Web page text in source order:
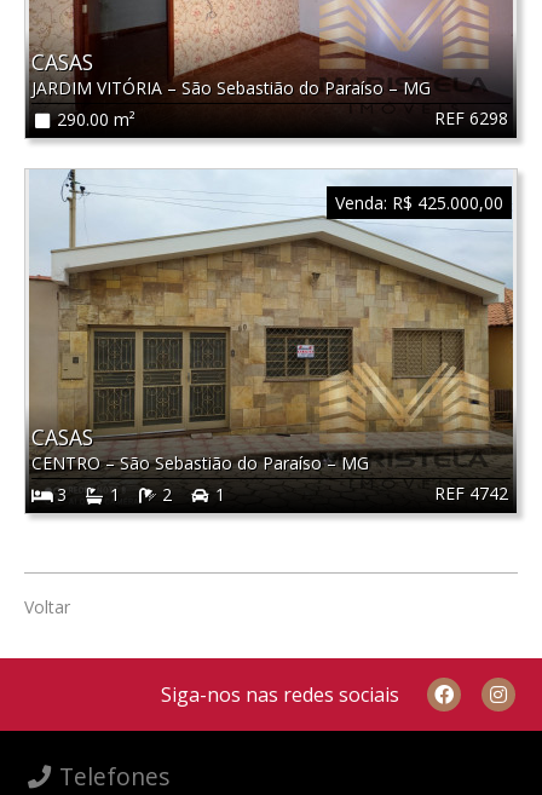
REF 6298
CASAS
JARDIM VITÓRIA –São Sebastião do Paraíso –MG
290.00 m²
REF 4742
CASAS
CENTRO–São Sebastião do Paraíso–MG
3
1 2 1
Venda: R$ 425.000,00
Voltar
Siga-nos nas redes sociais
Telefones